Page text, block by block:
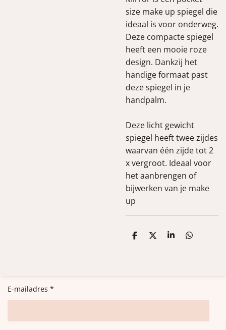
size make up spiegel die
ideaal is voor onderweg.
Deze compacte spiegel
heeft een mooie roze
design. Dankzij het
handige formaat past
deze spiegel in je
handpalm.
Deze licht gewicht
spiegel heeft twee zijdes
waarvan één zijde tot 2
x vergroot. Ideaal voor
het aanbrengen of
bijwerken van je make
up
D
D
S
D
E-mailadres *